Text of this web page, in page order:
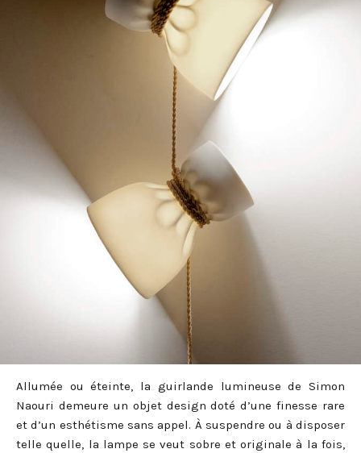
Allumée ou éteinte, la guirlande lumineuse de Simon
Naouri demeure un objet design doté d’une finesse rare
et d’un esthétisme sans appel. À suspendre ou à disposer
telle quelle, la lampe se veut sobre et originale à la fois,